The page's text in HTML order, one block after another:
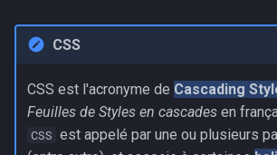
CSS
CSS est l'acronyme de Cascading
Feuilles de Styles en cascadesen
CSS est appelé par une ou plusieurs